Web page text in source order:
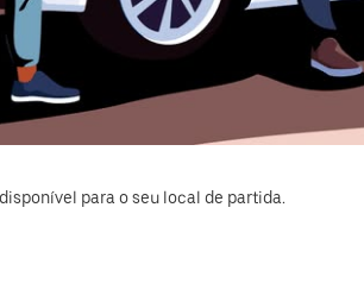
para o seu local de partida.